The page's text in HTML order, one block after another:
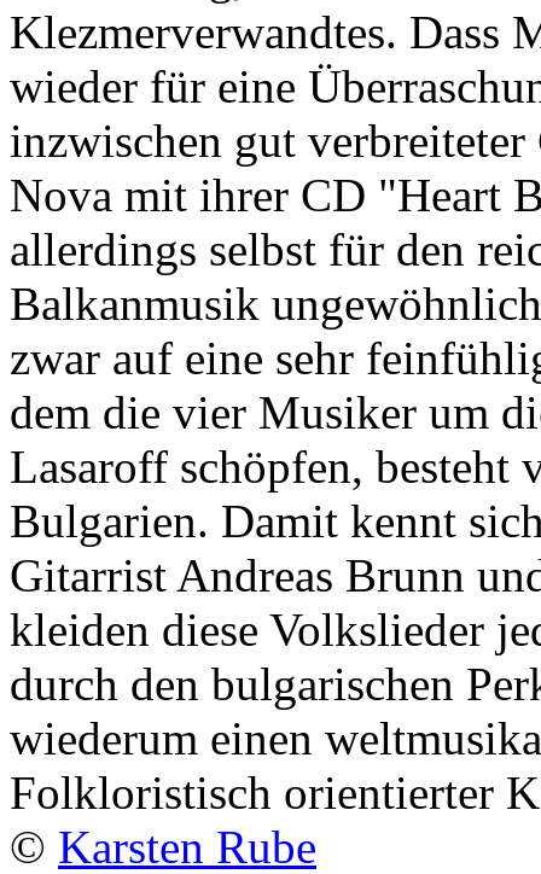
Klezmerverwandtes. Dass
wieder für eine
inzwischen gut
Nova mit ihrer CD "Heart
allerdings selbst für den
Balkanmusik
zwar auf eine sehr
dem die vier Musiker um
Lasaroff schöpfen, besteht
Bulgarien. Damit kennt
Gitarrist Andreas Brunn
kleiden diese Volkslieder
durch den bulgarischen
wiederum einen
Folkloristisch orientierter
© Karsten Rube